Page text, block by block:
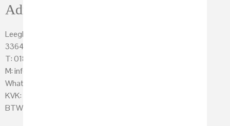
Adres
Leeghwaterstraat 25
3364 AE Sliedrecht
T: 0184-422297
M: info@keukenhof-sliedrecht.nl
Whats App: 06-86879882
KVK: 23072011
BTW-nr: NL 8188.49.952 B01